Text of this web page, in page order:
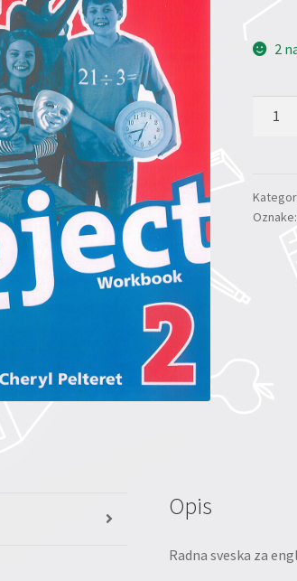
2
Oznake:
Opis
Radna sveska za